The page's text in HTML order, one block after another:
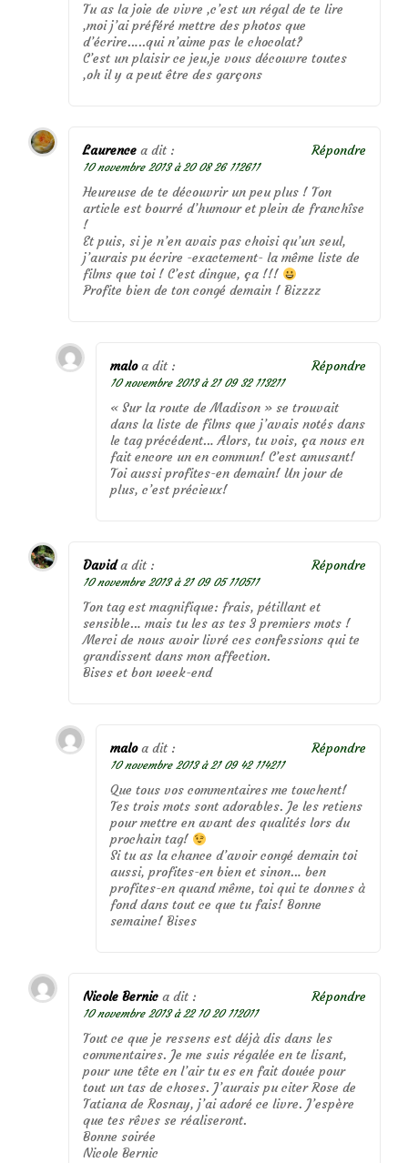
Tu as la joie de vivre ,c’est un régal de te lire
,moi j’ai préféré mettre des photos que
d’écrire…..qui n’aime pas le chocolat?
C’est un plaisir ce jeu,je vous découvre toutes
,oh il y a peut être des garçons
Laurence a dit :
10 novembre 2013 à 20 08 26 112611
Heureuse de te découvrir un peu plus ! Ton
article est bourré d’humour et plein de franchîse
!
Et puis, si je n’en avais pas choisi qu’un seul,
j’aurais pu écrire -exactement- la même liste de
films que toi ! C’est dingue, ça !!!
Profite bien de ton congé demain ! Bizzzz
Répondre
malo a dit :
10 novembre 2013 à 21 09 32 113211
« Sur la route de Madison » se trouvait
dans la liste de films que j’avais notés dans
le tag précédent… Alors, tu vois, ça nous en
fait encore un en commun! C’est amusant!
Toi aussi profites-en demain! Un jour de
plus, c’est précieux!
Répondre
David a dit :
10 novembre 2013 à 21 09 05 110511
Ton tag est magnifique: frais, pétillant et
sensible… mais tu les as tes 3 premiers mots !
Merci de nous avoir livré ces confessions qui te
grandissent dans mon affection.
Bises et bon week-end
Répondre
malo a dit :
10 novembre 2013 à 21 09 42 114211
Que tous vos commentaires me touchent!
Tes trois mots sont adorables. Je les retiens
pour mettre en avant des qualités lors du
prochain tag!
Si tu as la chance d’avoir congé demain toi
aussi, profites-en bien et sinon… ben
profites-en quand même, toi qui te donnes à
fond dans tout ce que tu fais! Bonne
semaine! Bises
Répondre
Nicole Bernic a dit :
10 novembre 2013 à 22 10 20 112011
Tout ce que je ressens est déjà dis dans les
commentaires. Je me suis régalée en te lisant,
pour une tête en l’air tu es en fait douée pour
tout un tas de choses. J’aurais pu citer Rose de
Tatiana de Rosnay, j’ai adoré ce livre. J’espère
que tes rêves se réaliseront.
Bonne soirée
Nicole Bernic
Répondre